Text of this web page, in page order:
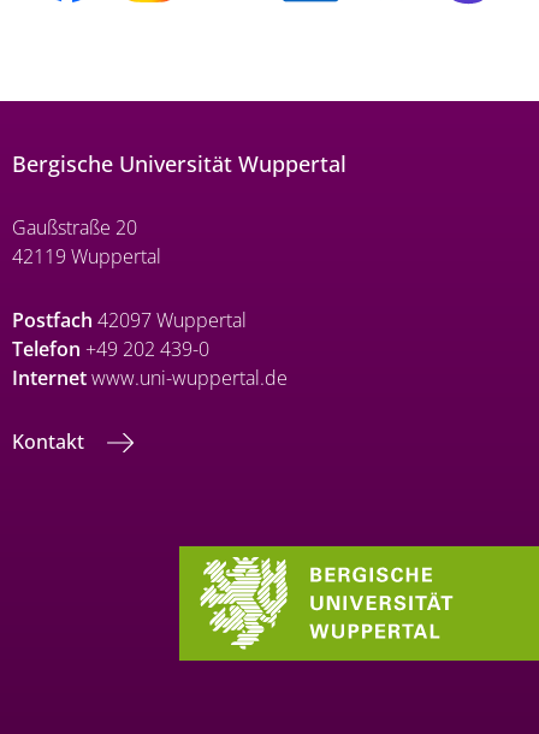
Bergische Universität Wuppertal
Gaußstraße 20
42119 Wuppertal
Postfach 42097 Wuppertal
Telefon +49 202 439-0
Internetwww.uni-wuppertal.de
Kontakt